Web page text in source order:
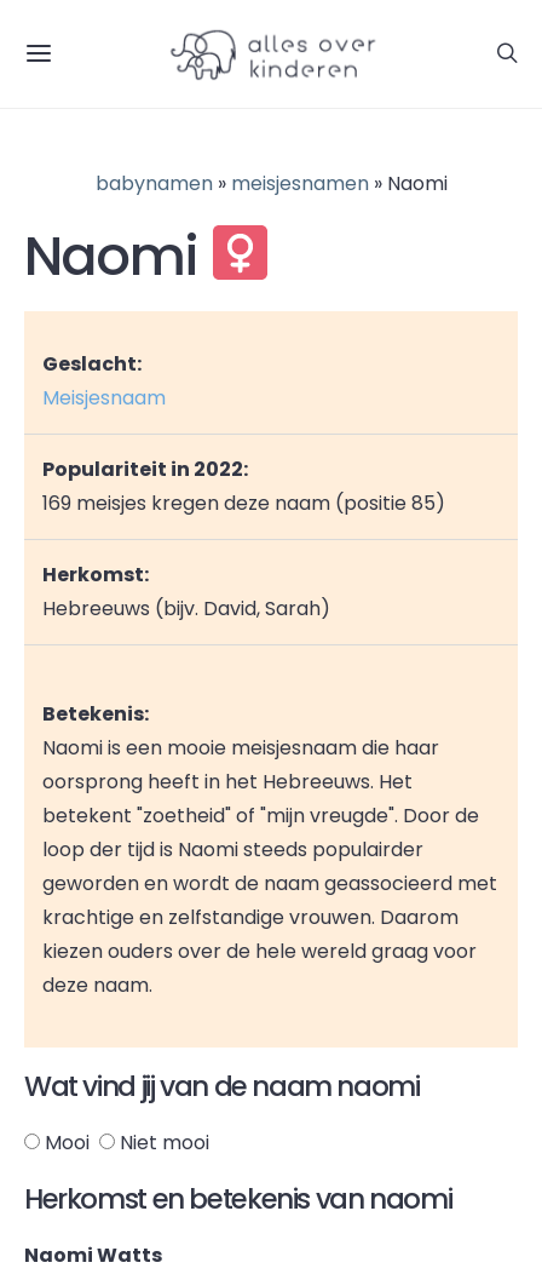
babynamen» meisjesnamen» Naomi
Naomi
Geslacht:
Meisjesnaam
Populariteit in 2022:
169 meisjes kregen deze naam (positie 85)
Herkomst:
Hebreeuws (bijv. David, Sarah)
Betekenis:
Naomi is een mooie meisjesnaam die haar
oorsprong heeft in het Hebreeuws. Het
betekent "zoetheid" of "mijn vreugde". Door de
loop der tijd is Naomi steeds populairder
geworden en wordt de naam geassocieerd met
krachtige en zelfstandige vrouwen. Daarom
kiezen ouders over de hele wereld graag voor
deze naam.
Wat vind jij van de naam naomi
Mooi Niet mooi
Herkomst en betekenis van naomi
Naomi Watts